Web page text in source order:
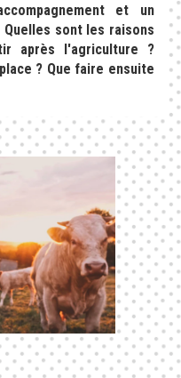
et un
sont les raisons
après l'agriculture ?
? Que faire ensuite